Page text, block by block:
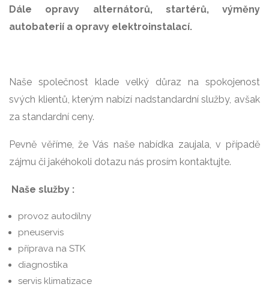
Dále opravy alternátorů, startérů, výměny
autobaterií a opravy elektroinstalací.
Naše společnost klade velký důraz na spokojenost
svých klientů, kterým nabízí nadstandardní služby, avšak
za standardní ceny.
Pevně věříme, že Vás naše nabídka zaujala, v případě
zájmu či jakéhokoli dotazu nás prosím kontaktujte.
Naše služby :
provoz autodílny
pneuservis
příprava na STK
diagnostika
servis klimatizace